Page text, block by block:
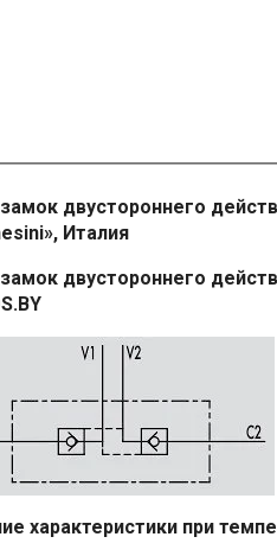
двустороннего
Италия
двустороннего
.BY
характеристики при